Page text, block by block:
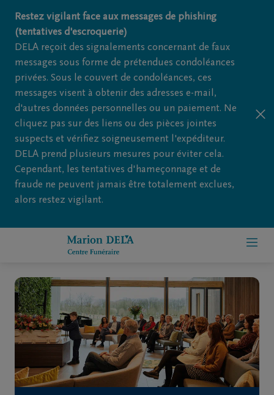
Restez vigilant face aux messages de phishing
(tentatives d'escroquerie)
DELA reçoit des signalements concernant de faux
messages sous forme de prétendues condoléances
privées. Sous le couvert de condoléances, ces
messages visent à obtenir des adresses e-mail,
d'autres données personnelles ou un paiement. Ne
cliquez pas sur des liens ou des pièces jointes
suspects et vérifiez soigneusement l'expéditeur.
DELA prend plusieurs mesures pour éviter cela.
Cependant, les tentatives d'hameçonnage et de
fraude ne peuvent jamais être totalement exclues,
alors restez vigilant.
Home
À
de